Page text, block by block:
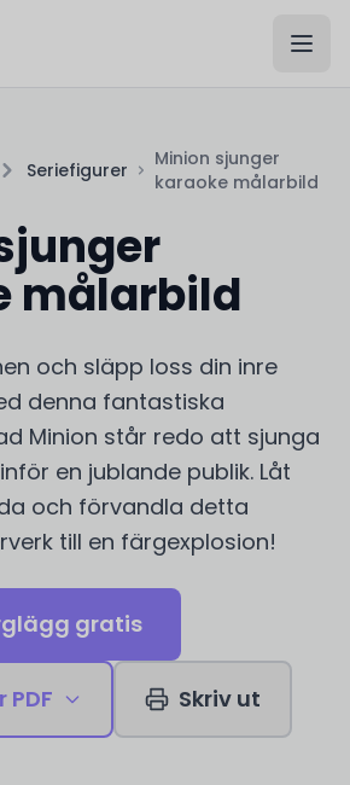
Seriefigurer
Minion sjunger
karaoke målarbild
målarbild
och släpp loss din inre
denna fantastiska
Minion står redo att sjunga
en jublande publik. Låt
och förvandla detta
till en färgexplosion!
gratis
Skriv ut